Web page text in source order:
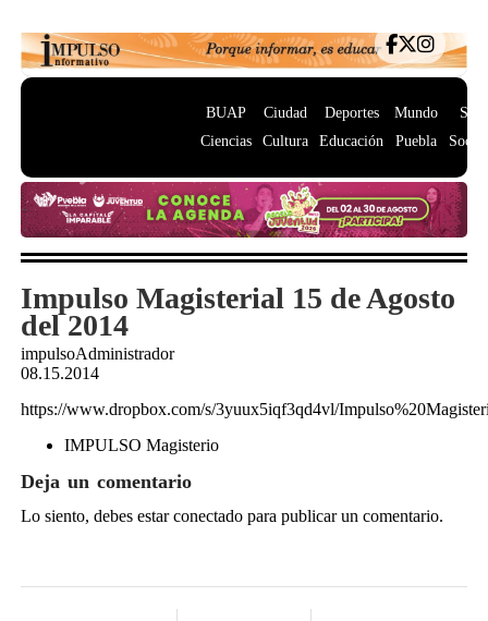
BUAP
Ciencias
Ciudad
Cultura
Deportes
Educación
Mundo
Puebla
Impulso Magisterial 15 de Agosto
del 2014
impulsoAdministrador
08.15.2014
https://www.dropbox.com/s/3yuux5iqf3qd4vl/
IMPULSO Magisterio
Deja un comentario
Lo siento, debes estarconectadopara publicar un comentario.